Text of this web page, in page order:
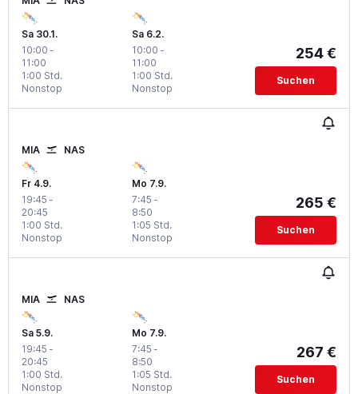
Sa 30.1.
10:00 -
11:00
Nonstop
1:00 Std.
Sa 6.2.
10:00 -
11:00
Nonstop
1:00 Std.
254 €
Suchen
MIA NAS
Fr 4.9.
19:45 -
20:45
Nonstop
1:00 Std.
Mo 7.9.
7:45 -
8:50
Nonstop
1:05 Std.
265 €
Suchen
MIA NAS
Sa 5.9.
19:45 -
20:45
Nonstop
1:00 Std.
Mo 7.9.
7:45 -
8:50
Nonstop
1:05 Std.
267 €
Suchen